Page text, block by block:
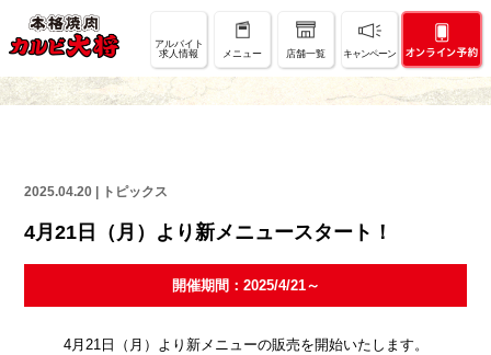
アルバイト
求人情報
メニュー 店舗一覧 キャンペーン
キャンペーン・お知らせ
CAMPAIGN & INFORMATION
2025.04.20 |
4月21日（月）より新メニュースタート！
開催期間：2025/4/21～
4月21日（月）より新メニューの販売を開始いたします。